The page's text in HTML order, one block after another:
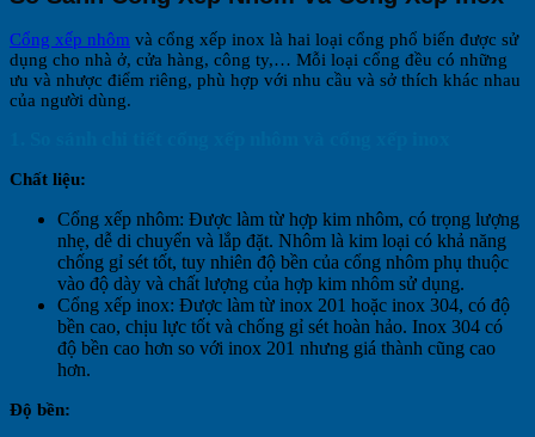
Cổng xếp nhôm và cổng xếp inox là hai loại cổng phổ biến được sử
dụng cho nhà ở, cửa hàng, công ty,… Mỗi loại cổng đều có những
ưu và nhược điểm riêng, phù hợp với nhu cầu và sở thích khác nhau
của người dùng.
Chất liệu:
Cổng xếp nhôm: Được làm từ hợp kim nhôm, có trọng lượng
nhẹ, dễ di chuyển và lắp đặt. Nhôm là kim loại có khả năng
chống gỉ sét tốt, tuy nhiên độ bền của cổng nhôm phụ thuộc
vào độ dày và chất lượng của hợp kim nhôm sử dụng.
Cổng xếp inox: Được làm từ inox 201 hoặc inox 304, có độ
bền cao, chịu lực tốt và chống gỉ sét hoàn hảo. Inox 304 có
độ bền cao hơn so với inox 201 nhưng giá thành cũng cao
hơn.
Độ bền: